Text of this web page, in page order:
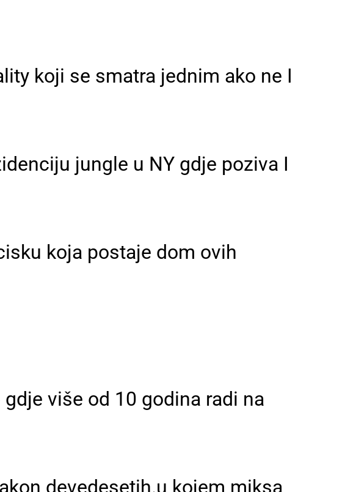
koji se smatra jednim ako ne I
jungle u NY gdje poziva I
koja postaje dom ovih
više od 10 godina radi na
devedesetih.u kojem miksa